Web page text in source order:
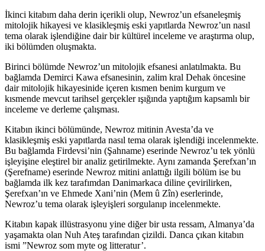
İkinci kitabım daha derin içerikli olup, Newroz’un efsaneleşmiş
mitolojik hikayesi ve klasikleşmiş eski yapıtlarda Newroz’un nasıl
tema olarak işlendiğine dair bir kültürel inceleme ve araştırma olup,
iki bölümden oluşmakta.
Birinci bölümde Newroz’un mitolojik efsanesi anlatılmakta. Bu
bağlamda Demirci Kawa efsanesinin, zalim kral Dehak öncesine
dair mitolojik hikayesinide içeren kısmen benim kurgum ve
kısmende mevcut tarihsel gerçekler ışığında yaptığım kapsamlı bir
inceleme ve derleme çalışması.
Kitabın ikinci bölümünde, Newroz mitinin Avesta’da ve
klasikleşmiş eski yapıtlarda nasıl tema olarak işlendiği incelenmekte.
Bu bağlamda Firdevsi’nin (Şahname) eserinde Newroz’u tek yönlü
işleyişine eleştirel bir analiz getirilmekte. Aynı zamanda Şerefxan’ın
(Şerefname) eserinde Newroz mitini anlattığı ilgili bölüm ise bu
bağlamda ilk kez tarafımdan Danimarkaca diline çevirilirken,
Şerefxan’ın ve Ehmede Xani’nin (Mem û Zîn) eserlerinde,
Newroz’u tema olarak işleyişleri sorgulanıp incelenmekte.
Kitabın kapak illüstrasyonu yine diğer bir usta ressam, Almanya’da
yaşamakta olan Nuh Ateş tarafından çizildi. Danca çıkan kitabın
ismi ”Newroz som myte og litteratur’.